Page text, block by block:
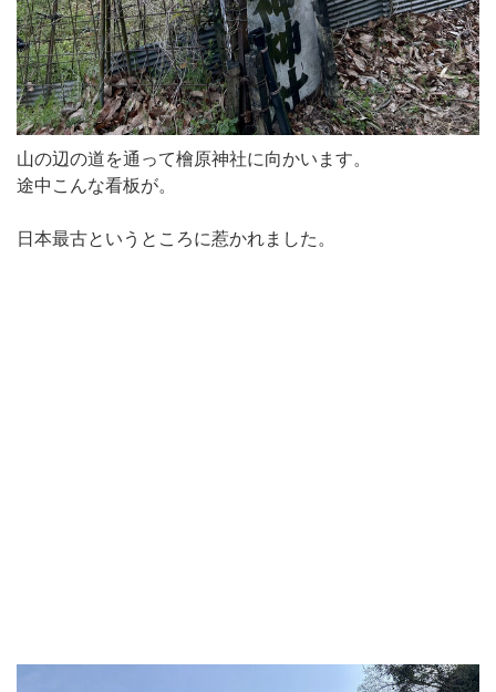
山の辺の道を通って檜原神社に向かいます。
途中こんな看板が。
日本最古というところに惹かれました。